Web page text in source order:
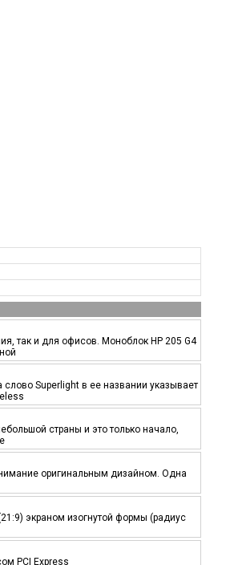
так и для офисов. Моноблок HP 205 G4
Superlight в ее названии указывает
страны и это только начало,
оригинальным дизайном. Одна
экраном изогнутой формы (радиус
PCI Express